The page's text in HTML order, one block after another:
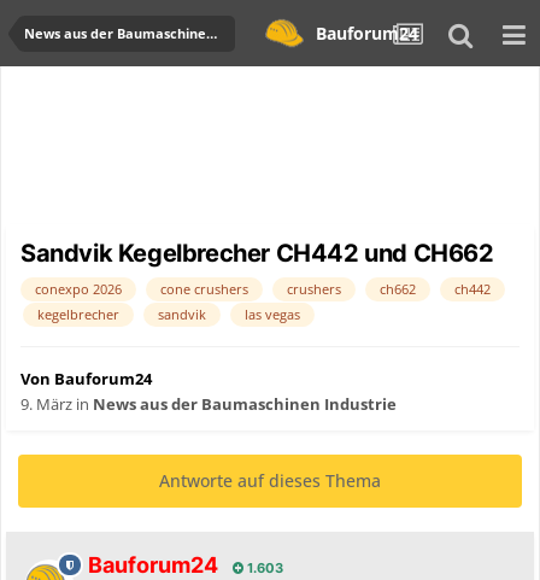
News aus der Baumaschinen Industrie Bauforum24
Sandvik Kegelbrecher CH442 und CH662
conexpo 2026 cone crushers crushers ch662
ch442
kegelbrecher
sandvik las vegas
Von Bauforum24
9. März in News aus der Baumaschinen Industrie
Antworte auf dieses Thema
Bauforum24 1.603